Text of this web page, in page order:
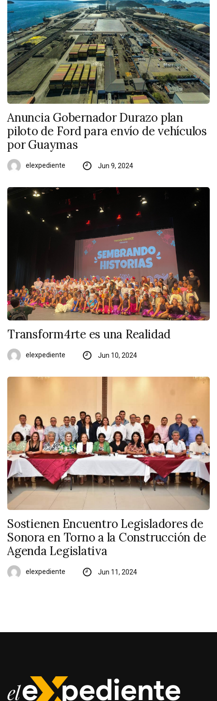
Anuncia Gobernador Durazo plan
piloto de Ford para envío de vehículos
por Guaymas
elexpediente Jun 9, 2024
Transform4rte es una Realidad
elexpediente Jun 10, 2024
Sostienen Encuentro Legisladores de
Sonora en Torno a la Construcción de
Agenda Legislativa
elexpediente Jun 11, 2024